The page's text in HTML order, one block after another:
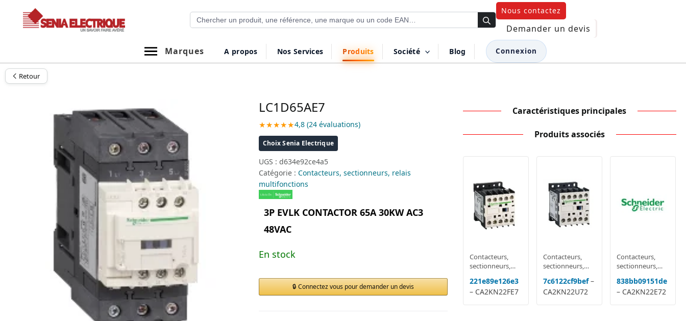
Recherche de produits
Nous contactez
Demander un devis
Marques
A propos Nos Services Produits Société Blog Connexion
Retour
LC1D65AE7
★★★★★4,8 (24 évaluations)
Choix Senia Electrique
UGS : d634e92ce4a5
Catégorie : Contacteurs, sectionneurs, relais
multifonctions
3P EVLK CONTACTOR 65A 30KW AC3
48VAC
En stock
Connectez vous pour demander un devis
Caractéristiques principales
Produits associés
Contacteurs,
sectionneurs,
multifonctions
221e89e126e3
– CA2KN22FE7
Contacteurs,
sectionneurs,
multifonctions
7c6122cf9bef –
CA2KN22U72
Contacteurs,
sectionneurs,
multifonctions
838bb09151de
– CA2KN22E72